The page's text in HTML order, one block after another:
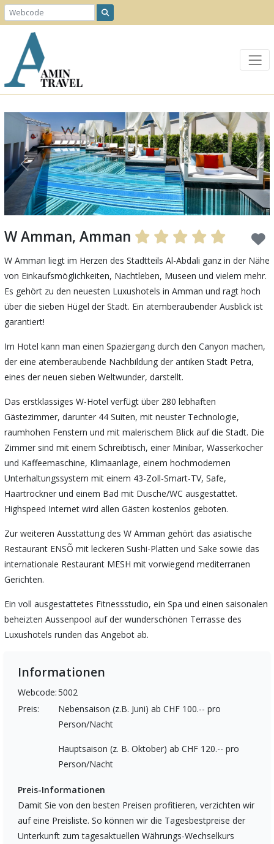
Previous Next
W Amman, Amman
W Amman liegt im Herzen des Stadtteils Al-Abdali ganz in der Nähe
von Einkaufsmöglichkeiten, Nachtleben, Museen und vielem mehr.
Es gehört zu den neuesten Luxushotels in Amman und ragt hoch
über die sieben Hügel der Stadt. Ein atemberaubender Ausblick ist
garantiert!
Im Hotel kann man einen Spaziergang durch den Canyon machen,
der eine atemberaubende Nachbildung der antiken Stadt Petra,
eines der neuen sieben Weltwunder, darstellt.
Das erstklassiges W-Hotel verfügt über 280 lebhaften
Gästezimmer, darunter 44 Suiten, mit neuster Technologie,
raumhohen Fenstern und mit malerischem Blick auf die Stadt. Die
Zimmer sind mit einem Schreibtisch, einer Minibar, Wasserkocher
und Kaffeemaschine, Klimaanlage, einem hochmodernen
Unterhaltungssystem mit einem 43-Zoll-Smart-TV, Safe,
Haartrockner und einem Bad mit Dusche/WC ausgestattet.
Highspeed Internet wird allen Gästen kostenlos geboten.
Zur weiteren Ausstattung des W Amman gehört das asiatische
Restaurant ENSÕ mit leckeren Sushi-Platten und Sake sowie das
internationale Restaurant MESH mit vorwiegend mediterranen
Gerichten.
Ein voll ausgestattetes Fitnessstudio, ein Spa und einen saisonalen
beheizten Aussenpool auf der wunderschönen Terrasse des
Luxushotels runden das Angebot ab.
Informationen
Webcode:5002
Preis:
Nebensaison (z.B. Juni) ab CHF 100.-- pro
Person/Nacht
Hauptsaison (z. B. Oktober) ab CHF 120.-- pro
Person/Nacht
Preis-Informationen
Damit Sie von den besten Preisen profitieren, verzichten wir
auf eine Preisliste. So können wir die Tagesbestpreise der
Unterkunft zum tagesaktuellen Währungs-Wechselkurs